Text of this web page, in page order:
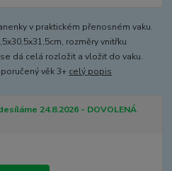
v praktickém přenosném vaku.
rozměry vnitřku
dá celá rozložit a vložit do vaku.
věk 3+ celý popis
24.8.2026 - DOVOLENÁ